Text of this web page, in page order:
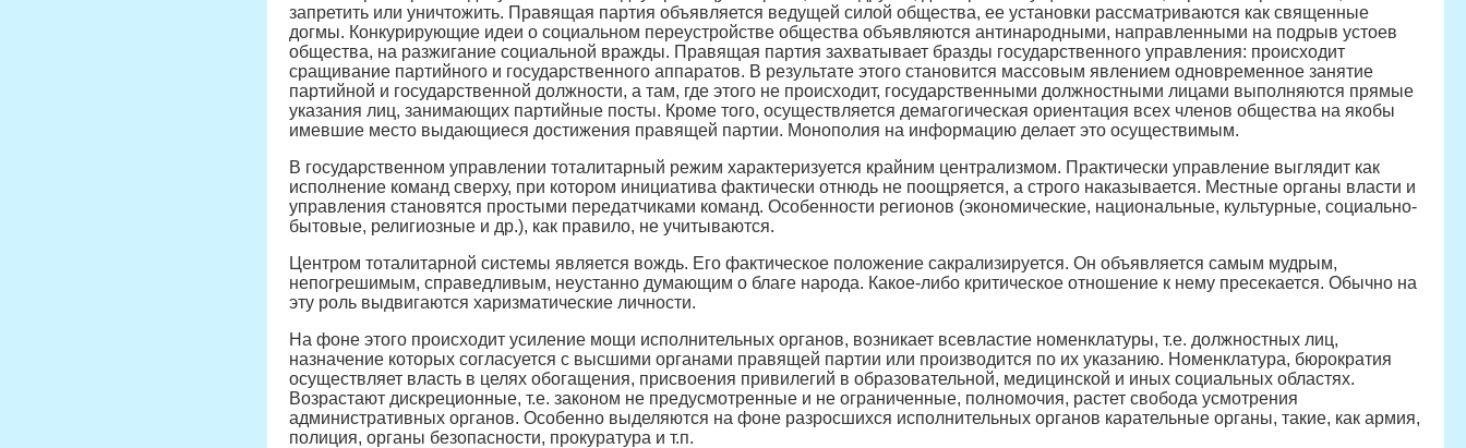
запретить или уничтожить. Правящая партия объявляется ведущей силой общества, ее установки рассматриваются как священные
догмы. Конкурирующие идеи о социальном переустройстве общества объявляются антинародными, направленными на подрыв устоев
общества, на разжигание социальной вражды. Правящая партия захватывает бразды государственного управления: происходит
сращивание партийного и государственного аппаратов. В результате этого становится массовым явлением одновременное занятие
партийной и государственной должности, а там, где этого не происходит, государственными должностными лицами выполняются прямые
указания лиц, занимающих партийные посты. Кроме того, осуществляется демагогическая ориентация всех членов общества на якобы
имевшие место выдающиеся достижения правящей партии. Монополия на информацию делает это осуществимым.
В государственном управлении тоталитарный режим характеризуется крайним централизмом. Практически управление выглядит как
исполнение команд сверху, при котором инициатива фактически отнюдь не поощряется, а строго наказывается. Местные органы власти и
управления становятся простыми передатчиками команд. Особенности регионов (экономические, национальные, культурные, социально-
бытовые, религиозные и др.), как правило, не учитываются.
Центром тоталитарной системы является вождь. Его фактическое положение сакрализируется. Он объявляется самым мудрым,
непогрешимым, справедливым, неустанно думающим о благе народа. Какое-либо критическое отношение к нему пресекается. Обычно на
эту роль выдвигаются харизматические личности.
На фоне этого происходит усиление мощи исполнительных органов, возникает всевластие номенклатуры, т.е. должностных лиц,
назначение которых согласуется с высшими органами правящей партии или производится по их указанию. Номенклатура, бюрократия
осуществляет власть в целях обогащения, присвоения привилегий в образовательной, медицинской и иных социальных областях.
Возрастают дискреционные, т.е. законом не предусмотренные и не ограниченные, полномочия, растет свобода усмотрения
административных органов. Особенно выделяются на фоне разросшихся исполнительных органов карательные органы, такие, как армия,
полиция, органы безопасности, прокуратура и т.п.